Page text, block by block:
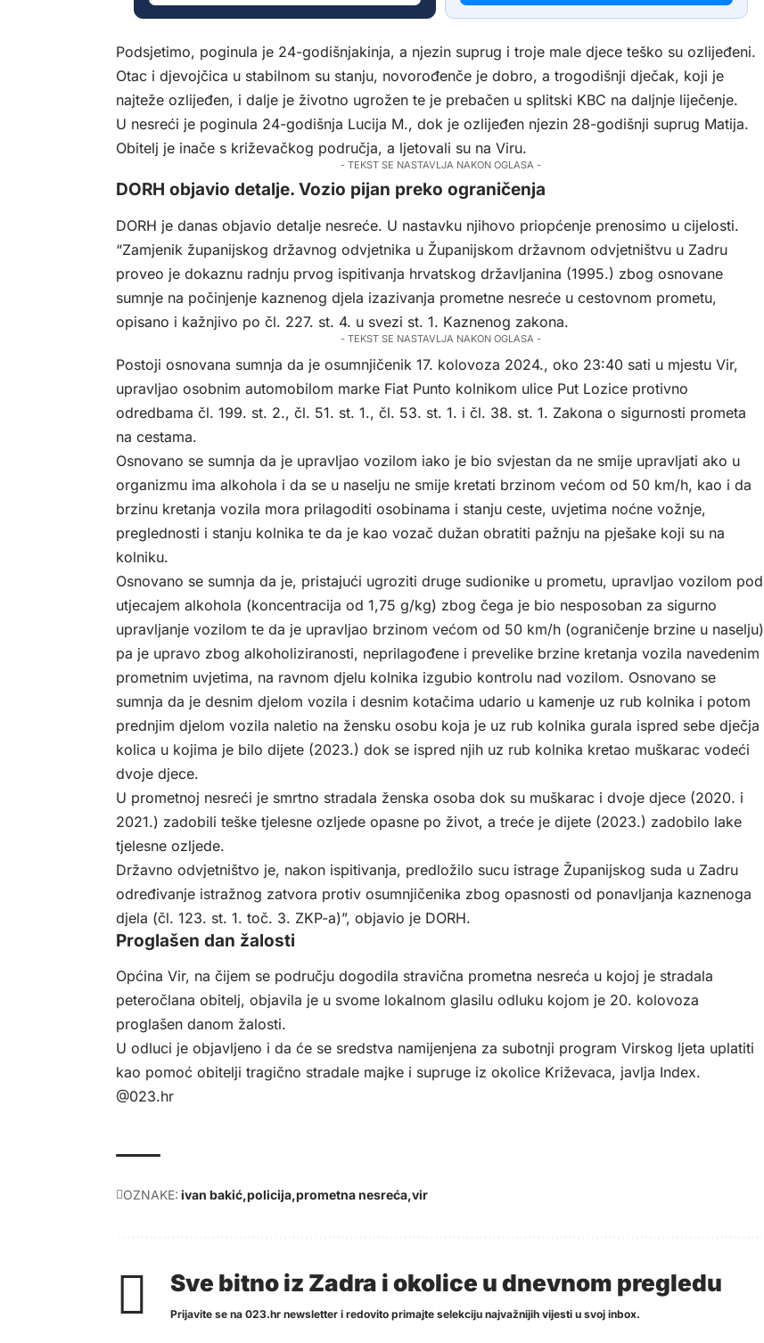
Podsjetimo, poginula je 24-godišnjakinja, a njezin suprug i troje male djece teško su ozlijeđeni.
Otac i djevojčica u stabilnom su stanju, novorođenče je dobro, a trogodišnji dječak, koji je
najteže ozlijeđen, i dalje je životno ugrožen te je prebačen u splitski KBC na daljnje liječenje.
U nesreći je poginula 24-godišnja Lucija M., dok je ozlijeđen njezin 28-godišnji suprug Matija.
Obitelj je inače s križevačkog područja, a ljetovali su na Viru.
- TEKST SE NASTAVLJA NAKON OGLASA -
DORH objavio detalje. Vozio pijan preko ograničenja
DORH je danas objavio detalje nesreće. U nastavku njihovo priopćenje prenosimo u cijelosti.
“Zamjenik županijskog državnog odvjetnika u Županijskom državnom odvjetništvu u Zadru
proveo je dokaznu radnju prvog ispitivanja hrvatskog državljanina (1995.) zbog osnovane
sumnje na počinjenje kaznenog djela izazivanja prometne nesreće u cestovnom prometu,
opisano i kažnjivo po čl. 227. st. 4. u svezi st. 1. Kaznenog zakona.
- TEKST SE NASTAVLJA NAKON OGLASA -
Postoji osnovana sumnja da je osumnjičenik 17. kolovoza 2024., oko 23:40 sati u mjestu Vir,
upravljao osobnim automobilom marke Fiat Punto kolnikom ulice Put Lozice protivno
odredbama čl. 199. st. 2., čl. 51. st. 1., čl. 53. st. 1. i čl. 38. st. 1. Zakona o sigurnosti prometa
na cestama.
Osnovano se sumnja da je upravljao vozilom iako je bio svjestan da ne smije upravljati ako u
organizmu ima alkohola i da se u naselju ne smije kretati brzinom većom od 50 km/h, kao i da
brzinu kretanja vozila mora prilagoditi osobinama i stanju ceste, uvjetima noćne vožnje,
preglednosti i stanju kolnika te da je kao vozač dužan obratiti pažnju na pješake koji su na
kolniku.
Osnovano se sumnja da je, pristajući ugroziti druge sudionike u prometu, upravljao vozilom pod
utjecajem alkohola (koncentracija od 1,75 g/kg) zbog čega je bio nesposoban za sigurno
upravljanje vozilom te da je upravljao brzinom većom od 50 km/h (ograničenje brzine u naselju)
pa je upravo zbog alkoholiziranosti, neprilagođene i prevelike brzine kretanja vozila navedenim
prometnim uvjetima, na ravnom djelu kolnika izgubio kontrolu nad vozilom. Osnovano se
sumnja da je desnim djelom vozila i desnim kotačima udario u kamenje uz rub kolnika i potom
prednjim djelom vozila naletio na žensku osobu koja je uz rub kolnika gurala ispred sebe dječja
kolica u kojima je bilo dijete (2023.) dok se ispred njih uz rub kolnika kretao muškarac vodeći
dvoje djece.
U prometnoj nesreći je smrtno stradala ženska osoba dok su muškarac i dvoje djece (2020. i
2021.) zadobili teške tjelesne ozljede opasne po život, a treće je dijete (2023.) zadobilo lake
tjelesne ozljede.
Državno odvjetništvo je, nakon ispitivanja, predložilo sucu istrage Županijskog suda u Zadru
određivanje istražnog zatvora protiv osumnjičenika zbog opasnosti od ponavljanja kaznenoga
djela (čl. 123. st. 1. toč. 3. ZKP-a)”, objavio je DORH.
Proglašen dan žalosti
Općina Vir, na čijem se području dogodila stravična prometna nesreća u kojoj je stradala
peteročlana obitelj, objavila je u svome lokalnom glasilu odluku kojom je 20. kolovoza
proglašen danom žalosti.
U odluci je objavljeno i da će se sredstva namijenjena za subotnji program Virskog ljeta uplatiti
kao pomoć obitelji tragično stradale majke i supruge iz okolice Križevaca, javlja Index.
@023.hr
OZNAKE: ivan bakić policija prometna nesreća vir
Sve bitno iz Zadra i okolice u dnevnom pregledu
Prijavite se na 023.hr newsletter i redovito primajte selekciju najvažnijih vijesti u svoj inbox.